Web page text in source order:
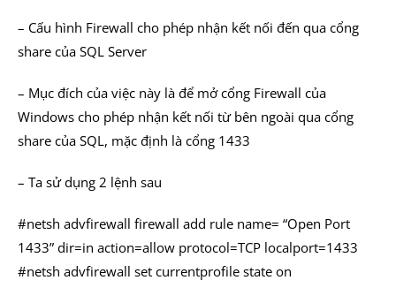
– Cấu hình Firewall cho phép nhận kết nối đến qua cổng
share của SQL Server
– Mục đích của việc này là để mở cổng Firewall của
Windows cho phép nhận kết nối từ bên ngoài qua cổng
share của SQL, mặc định là cổng 1433
– Ta sử dụng 2 lệnh sau
#netsh advfirewall firewall add rule name= “Open Port
1433” dir=in action=allow protocol=TCP localport=1433
#netsh advfirewall set currentprofile state on